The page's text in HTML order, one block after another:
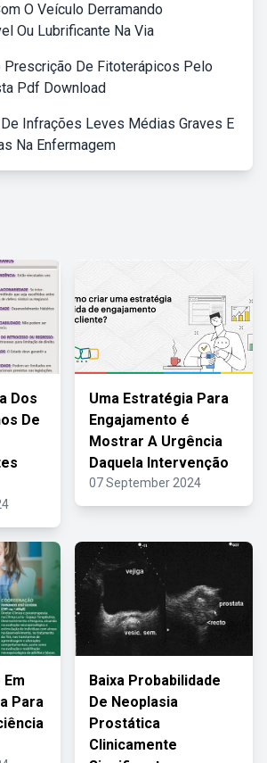
O Veículo Derramando
Ou Lubrificante Na Via
Prescrição De Fitoterápicos Pelo
Pdf Download
Infrações Leves Médias Graves E
Na Enfermagem
Dos
De
Uma Estratégia Para
Engajamento é
Mostrar A Urgência
Daquela Intervenção
07 September 2024
Para
Baixa Probabilidade
De Neoplasia
Prostática
Clinicamente